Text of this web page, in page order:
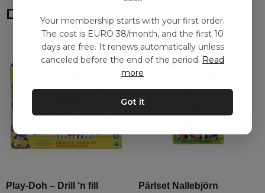
Du kanske också gillar
Play-Doh – Drill ‘n fill
Pärlset Nallebjörn
Your membership starts with your first order.
The cost is EURO 38/month, and the first 10
days are free. It renews automatically unless
canceled before the end of the period. Read
more
Got it